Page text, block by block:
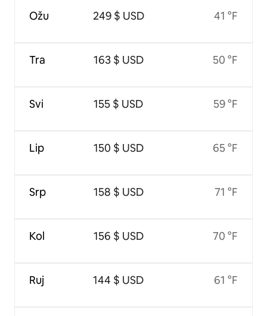
Ožu
Tra
Svi
Lip
Srp
Kol
Ruj
249 $ USD
163 $ USD
155 $ USD
150 $ USD
158 $ USD
156 $ USD
144 $ USD
41 °F
50 °F
59 °F
65 °F
71 °F
70 °F
61 °F